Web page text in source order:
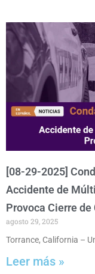
[08-29-2025]
Accidente de
Provoca Cierre de
agosto 29, 2025
Torrance, California –
Leer más »